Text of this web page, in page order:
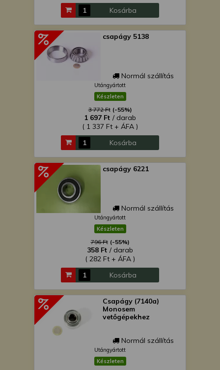
Kosárba
csapágy 5138
Normál szállítás
Utángyártott
Készleten
3 772 Ft (-55%)
1 697 Ft / darab
( 1 337 Ft + ÁFA )
Kosárba
csapágy 6221
Normál szállítás
Utángyártott
Készleten
796 Ft (-55%)
358 Ft / darab
( 282 Ft + ÁFA )
Kosárba
Csapágy (7140a)
Monosem
vetőgépekhez
Normál szállítás
Utángyártott
Készleten